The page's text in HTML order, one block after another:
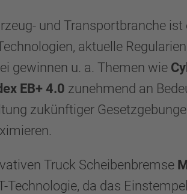
und Transportbranche
aktuelle
gewinnen u. a. Themen wie
EB+ 4.0 zunehmend an
zukünftiger
Truck Scheibenbremse
Technologie, da das